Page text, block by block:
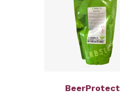
BeerProtect